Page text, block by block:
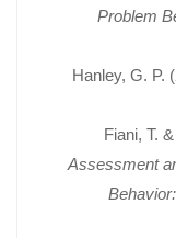
Problem
Assessment